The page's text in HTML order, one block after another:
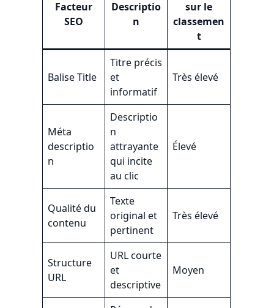
Facteur
SEO
Descriptio
n
sur le
classemen
t
Balise Title
Titre précis
et
informatif
Très élevé
Méta
descriptio
n
Descriptio
n
attrayante
qui incite
au clic
Élevé
Qualité du
contenu
Texte
original et
pertinent
Très élevé
Structure
URL
URL courte
et
descriptive
Moyen